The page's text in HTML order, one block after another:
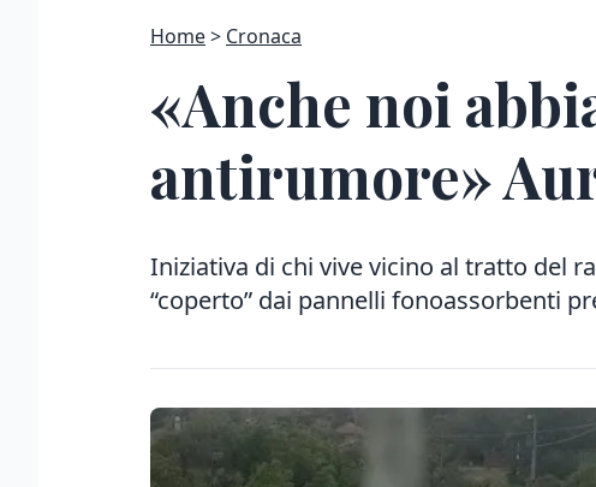
Home Cronaca
«Anche noi
antirumore»
Iniziativa di chi vive vicino al tratto del
“coperto” dai pannelli fonoassorbenti